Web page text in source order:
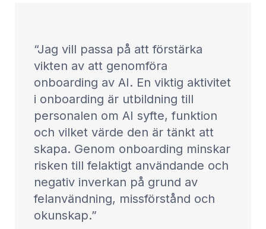
Jag vill passa på att förstärka
vikten av att genomföra
onboarding av AI. En viktig aktivitet
i onboarding är utbildning till
personalen om AI syfte, funktion
och vilket värde den är tänkt att
skapa. Genom onboarding minskar
risken till felaktigt användande och
negativ inverkan på grund av
felanvändning, missförstånd och
okunskap.